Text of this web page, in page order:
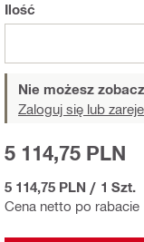
Ilość
Nie możesz
Zaloguj się lub
Cena netto po rabacie
5 114,75 PLN
5 114,75 PLN / 1 Szt.